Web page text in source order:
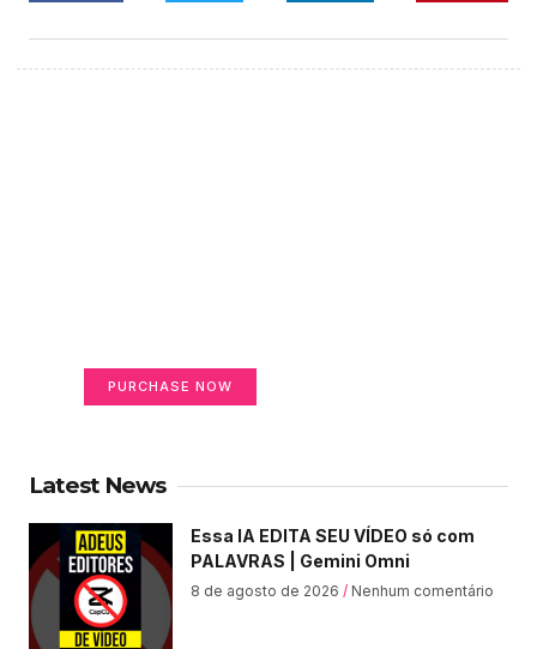
PURCHASE NOW
Latest News
Essa IA EDITA SEU VÍDEO só com
PALAVRAS | Gemini Omni
8 de agosto de 2026 Nenhum comentário